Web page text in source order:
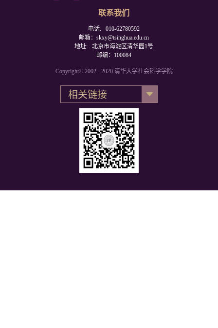
联系我们
电话: 010-62780592
邮箱：skxy@tsinghua.edu.cn
地址: 北京市海淀区清华园1号
邮编：100084
Copyright© 2002 - 2020 清华大学社会科学学院